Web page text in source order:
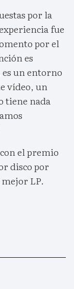
por la
fue
por el
es
un entorno
vídeo, un
tiene nada
el premio
disco por
LP.